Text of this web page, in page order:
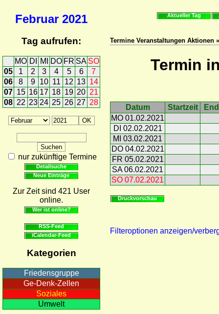
Februar 2021
Tag aufrufen:
MO DI MI DO FR SA SO
05
1 2 3 4 5 6
7
06
8 9 10 11 12 13 14
07 15 16 17 18 19 20 21
08 22 23 24 25 26 27 28
nur zukünftige Termine
Detailsuche
Neue Einträge
Zur Zeit sind 421 User
online.
Wer ist online?
RSS-Feed
iCalendar-Feed
Kategorien
Friedensgruppe
Ge-Denk-Zellen
Soziales
Umwelt
Aktueller Tag
Termine Veranstaltungen Aktionen
Termin
Datum Startzeit
MO 01.02.2021
DI 02.02.2021
MI 03.02.2021
DO 04.02.2021
FR 05.02.2021
SA 06.02.2021
SO 07.02.2021
Druckvorschau
Filteroptionen anzeigen/